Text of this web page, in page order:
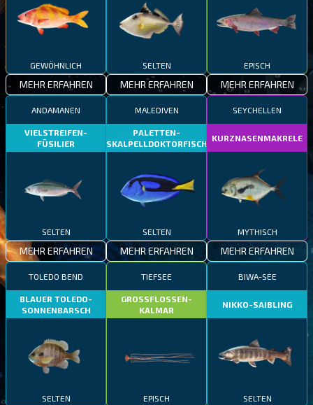
GEWÖHNLICH
MEHR ERFAHREN
SELTEN
MEHR ERFAHREN
EPISCH
MEHR ERFAHREN
ANDAMANEN
VIELSTREIFEN-
FÜSILIER
SELTEN
MEHR ERFAHREN
MALEDIVEN
PALETTEN-
SKALPELLDOKTORFISCH
SELTEN
MEHR ERFAHREN
SEYCHELLEN
KURZNASENMAKRELE
MYTHISCH
MEHR ERFAHREN
TOLEDO BEND
BLAUER TOLEDO-
SONNENBARSCH
SELTEN
TIEFSEE
GROSSFLOSSEN-
KALMAR
EPISCH
BIWA-SEE
NIKKO-SAIBLING
SELTEN